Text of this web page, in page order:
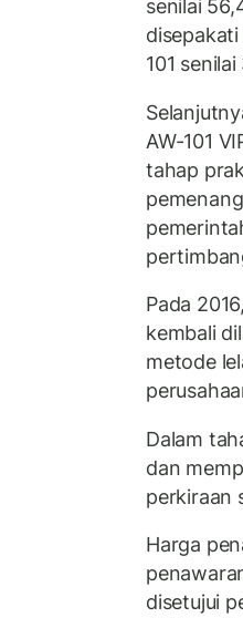
senilai
101
AW-101
tahap
Pada
kembali
metode
Dalam
dan
perkiraan
Harga
disetujui